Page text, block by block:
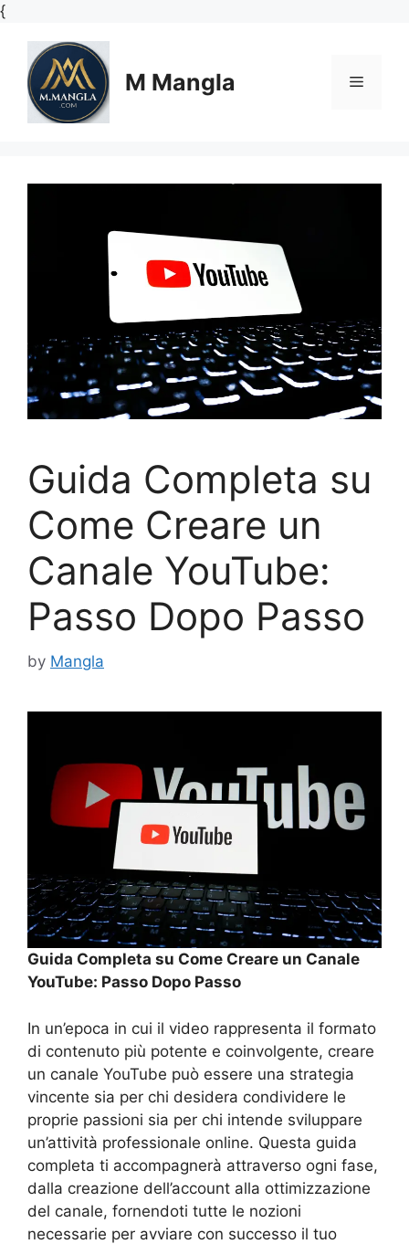
{Skip
content
M Mangla Menu
Guida Completa su
Come Creare un
Canale YouTube:
Passo Dopo Passo
by Mangla
Guida Completa su Come Creare un Canale
YouTube: Passo Dopo Passo
In un’epoca in cui il video rappresenta il formato
di contenuto più potente e coinvolgente, creare
un canale YouTube può essere una strategia
vincente sia per chi desidera condividere le
proprie passioni sia per chi intende sviluppare
un’attività professionale online. Questa guida
completa ti accompagnerà attraverso ogni fase,
dalla creazione dell’account alla ottimizzazione
del canale, fornendoti tutte le nozioni
necessarie per avviare con successo il tuo